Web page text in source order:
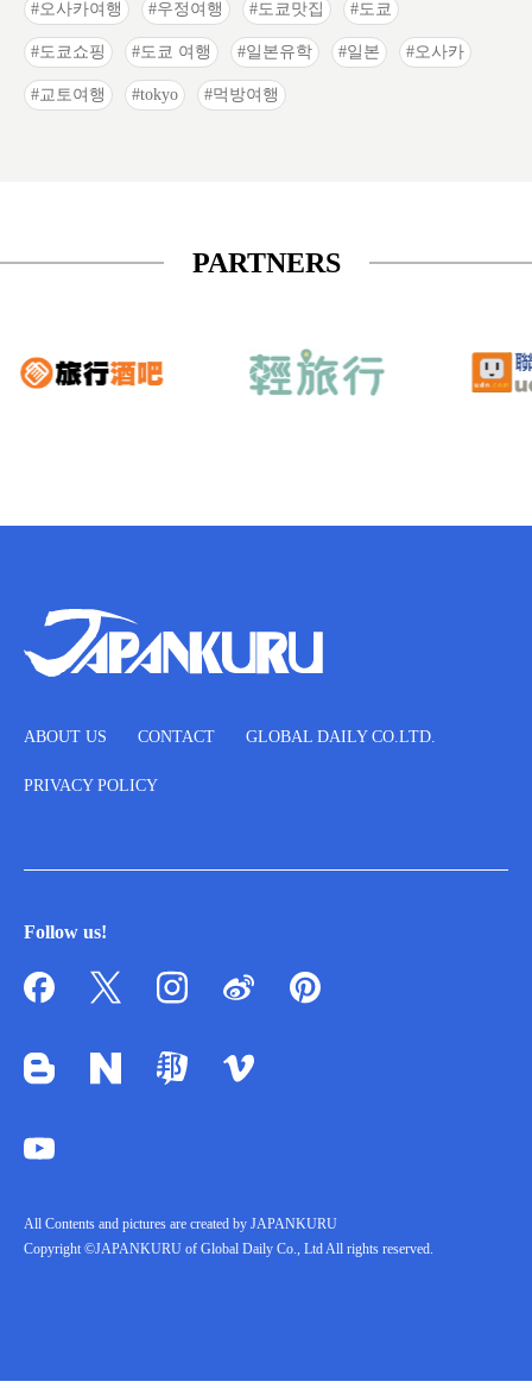
오사카여행 우정여행 도쿄맛집 도쿄
도쿄쇼핑 도쿄 여행 일본유학 일본 오사카
교토여행 tokyo 먹방여행
PARTNERS
ABOUT US CONTACT GLOBAL DAILY CO.LTD.
PRIVACY POLICY
Follow us!
All Contents and pictures are created by JAPANKURU
Copyright ©JAPANKURU of Global Daily Co., Ltd All rights reserved.